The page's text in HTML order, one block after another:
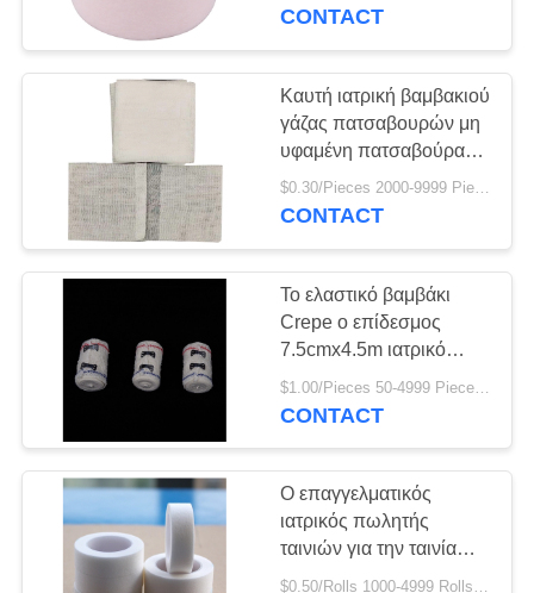
ΈΛΕΓΧΟΣ
ΜΑΣ
ΕΠΑΦΉ
ΜΕ
ΑΠΌΣΠΑΣΜΑ
SITEMAP
PRIVACY
POLICY
ασβεστοκονίαμα
CONTACT
Καυτή ιατρική βαμβακιού
γάζας πατσαβουρών μη
υφαμένη πατσαβούρα
γάζας σφουγγαριών
οδοντική καλύτερη
$0.30/Pieces 2000-9999 Pieces MOQ:2000 κομμάτια
CONTACT
Το ελαστικό βαμβάκι
Crepe ο επίδεσμος
7.5cmx4.5m ιατρικό
περικάλυμμα για τον
αστράγαλο αθλητικών
CONTACT
Ο επαγγελματικός
ιατρικός πωλητής
ταινιών για την ταινία
πόρων
$0.50/Rolls 1000-4999 Rolls MOQ:1000 ρόλοι